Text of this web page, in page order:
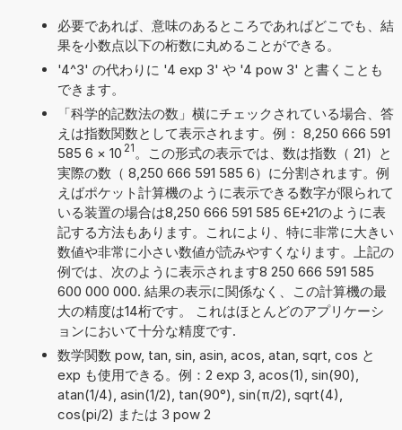
必要であれば、意味のあるところであればどこでも、結
果を小数点以下の桁数に丸めることができる。
'4^3' の代わりに '4 exp 3' や '4 pow 3' と書くことも
できます。
「科学的記数法の数」横にチェックされている場合、答
えは指数関数として表示されます。例： 8,250 666 591
585 6 × 10 21 。この形式の表示では、数は指数（ 21）と
実際の数（ 8,250 666 591 585 6）に分割されます。例
えばポケット計算機のように表示できる数字が限られて
いる装置の場合は8,250 666 591 585 6E+21のように表
記する方法もあります。これにより、特に非常に大きい
数値や非常に小さい数値が読みやすくなります。上記の
例では、次のように表示されます8 250 666 591 585
600 000 000. 結果の表示に関係なく、この計算機の最
大の精度は14桁です。 これはほとんどのアプリケーシ
ョンにおいて十分な精度です.
数学関数 pow, tan, sin, asin, acos, atan, sqrt, cos と
exp も使用できる。例：2 exp 3, acos(1), sin(90),
atan(1/4), asin(1/2), tan(90°), sin(π/2), sqrt(4),
cos(pi/2) または 3 pow 2